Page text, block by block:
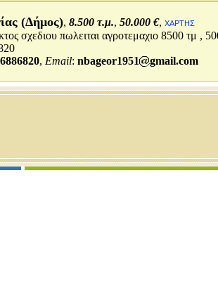
(Δήμος), 8.500 τ.μ., 50.000 €, ΧΑΡΤΗΣ
σχεδιου πωλειται αγροτεμαχιο 8500 τμ ,
, Email: nbageor1951 gmail.com